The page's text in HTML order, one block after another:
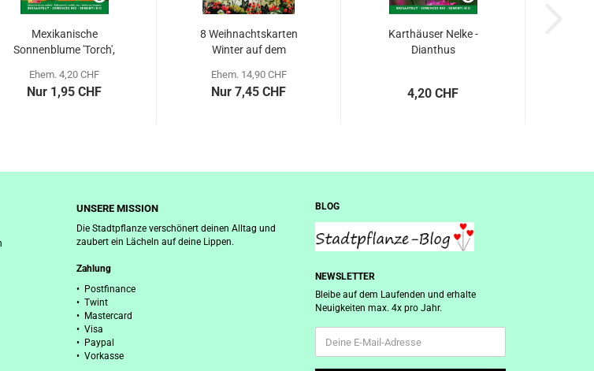
Mexikanische
Sonnenblume 'Torch',
Ehem. 4,20 CHF
Nur 1,95 CHF
8 Weihnachtskarten
Winter auf dem
Ehem. 14,90 CHF
Nur 7,45 CHF
Karthäuser Nelke -
Dianthus
4,20 CHF
UNSERE MISSION
Die Stadtpflanze verschönert deinen Alltag und
zaubert ein Lächeln auf deine Lippen.
Zahlung
• Postfinance
• Twint
• Mastercard
• Visa
• Paypal
• Vorkasse
BLOG
NEWSLETTER
Bleibe auf dem Laufenden und erhalte
Neuigkeiten max. 4x pro Jahr.